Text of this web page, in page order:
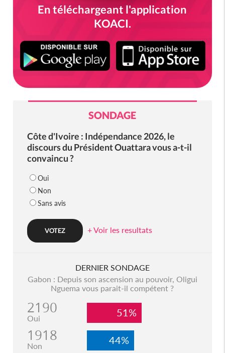
En téléchargeant l'application
KOACI.
SONDAGE
Côte d'Ivoire : Indépendance 2026, le
discours du Président Ouattara vous a-t-il
convaincu ?
Oui
Non
Sans avis
+ Voir les resultats
DERNIER SONDAGE
Gabon : Depuis son ascension au pouvoir, Oligui
Nguema vous parait-il compétent ?
2190
Oui 51%
1918
Non 44%